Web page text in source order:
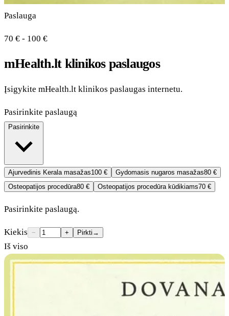
Paslauga
70 € - 100 €
mHealth.lt klinikos paslaugos
Įsigykite mHealth.lt klinikos paslaugas internetu.
Pasirinkite paslaugą
Pasirinkite
Ajurvedinis Kerala masažas100 € Gydomasis nugaros masažas80 €
Osteopatijos procedūra80 € Osteopatijos procedūra kūdikiams70 €
Pasirinkite paslaugą.
Kiekis − + Pirkti →
Iš viso